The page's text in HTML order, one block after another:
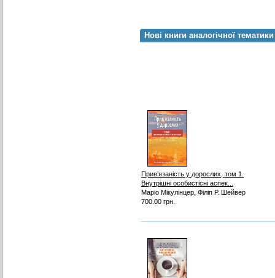
Нові книги аналогічної тематики
Прив’язаність у дорослих, том 1.
Внутрішні особистісні аспек...
Маріо Мікулінцер, Філіп Р. Шейвер
700.00 грн.